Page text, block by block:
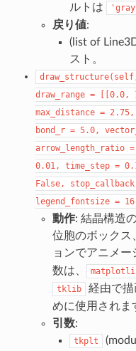
ルトは
戻り値:
(list of
スト。
draw_range = [[0.0,
max_distance = 2.75,
bond_r = 5.0,
arrow_length_ratio =
0.01,
time_step =
False,
stop_callback
legend_fontsize =
動作: 結晶構造
位胞のボックス
ョンでアニメー
数は、
tklib
経由で
めに使用されま
引数:
tkplt